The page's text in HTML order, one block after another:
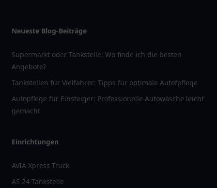
Neueste Blog-Beiträge
Supermarkt oder Tankstelle: Wo finde ich die besten
Angebote?
Tankstellen für Vielfahrer: Tipps für optimale Autofpflege
Autopflege für Einsteiger: Professionelle Autowäsche leicht
gemacht
Einrichtungen
AVIA Xpress Truck
AS 24 Tankstelle